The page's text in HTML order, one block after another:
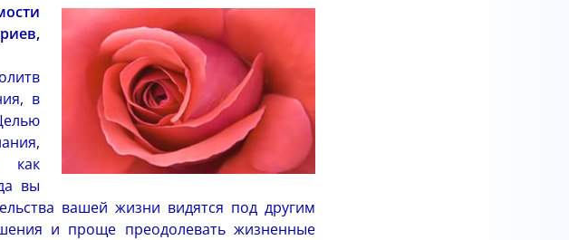
в
как
вы
вашей жизни видятся под другим
и проще преодолевать жизненные